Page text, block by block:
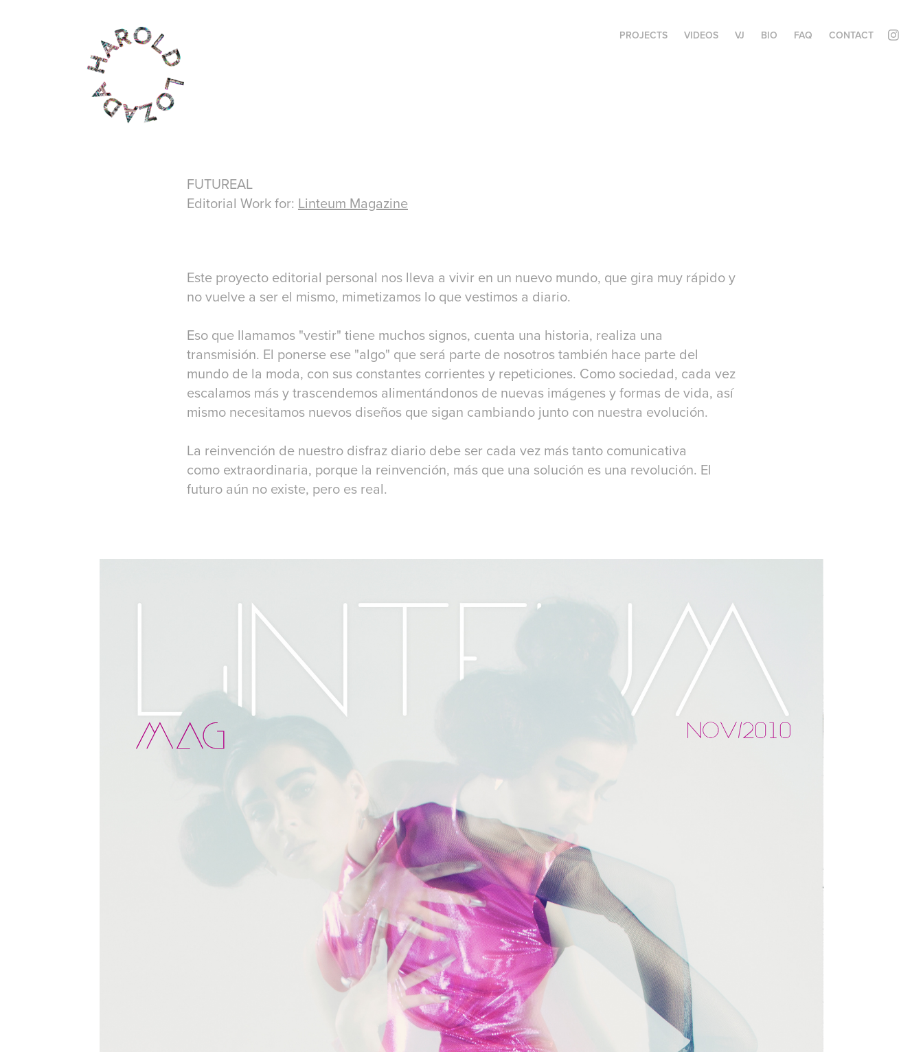
PROJECTS VIDEOS VJ BIO FAQ CONTACT
FUTUREAL
Editorial Work for: Linteum Magazine
Este proyecto editorial personal nos lleva a vivir en un nuevo mundo, que gira muy rápido y
no vuelve a ser el mismo, mimetizamos lo que vestimos a diario.
Eso que llamamos "vestir" tiene muchos signos, cuenta una historia, realiza una
transmisión. El ponerse ese "algo" que será parte de nosotros también hace parte del
mundo de la moda, con sus constantes corrientes y repeticiones. Como sociedad, cada vez
escalamos más y trascendemos alimentándonos de nuevas imágenes y formas de vida, así
mismo necesitamos nuevos diseños que sigan cambiando junto con nuestra evolución.
La reinvención de nuestro disfraz diario debe ser cada vez más tanto comunicativa
como extraordinaria, porque la reinvención, más que una solución es una revolución. El
futuro aún no existe, pero es real.